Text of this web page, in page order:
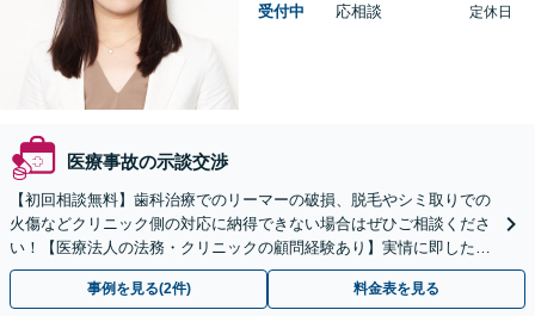
受付中
応相談
定休日
医療事故の示談交渉
【初回相談無料】歯科治療でのリーマーの破損、脱毛やシミ取りでの
火傷などクリニック側の対応に納得できない場合はぜひご相談くださ
い！【医療法人の法務・クリニックの顧問経験あり】実情に即したア
ドバイスで、納得のできるトラブルの解決を目指します。
事例を見る(2件) 料金表を見る